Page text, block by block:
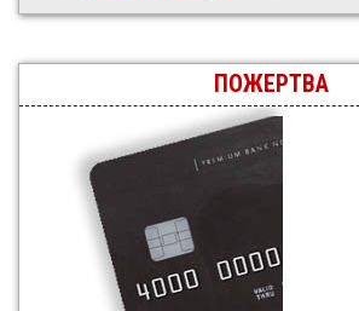
ПОЖЕРТВА